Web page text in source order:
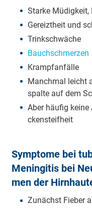
Star­ke Mü­dig­keit,
Ge­reizt­heit und
Trink­schwä­che
Bauch­schmer­zen
Krampf­an­fäl­le
Manch­mal leicht
spal­te auf dem
Aber häu­fig
cken­steif­heit
Symp­to­me bei
Me­nin­gi­tis bei
men der
Zu­nächst Fie­ber